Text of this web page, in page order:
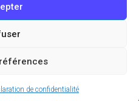
de confidentialité
(UE)